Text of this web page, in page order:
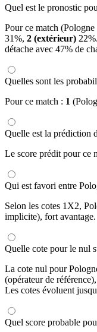
Quel est le pronostic
Pour ce match
31%, 2 (extérieur)
détache avec 47% de
Quelles sont les
Pour ce match : 1
Quelle est la prédiction
Le score prédit pour ce
Qui est favori entre
Selon les cotes 1X2,
implicite), fort avantage.
Quelle cote pour le nul
La cote nul pour
(opérateur de
Les cotes évoluent
Quel score probable